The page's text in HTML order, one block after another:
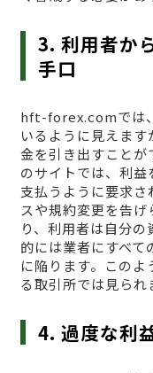
3. 利用者か
手口
hft-forex.comでは
いるように見えま
金を引き出すことが
のサイトでは、利
支払うように要求
スや規約変更を告げ
り、利用者は自分
的には業者にすべて
に陥ります。この
る取引所では見られ
4. 過度な利